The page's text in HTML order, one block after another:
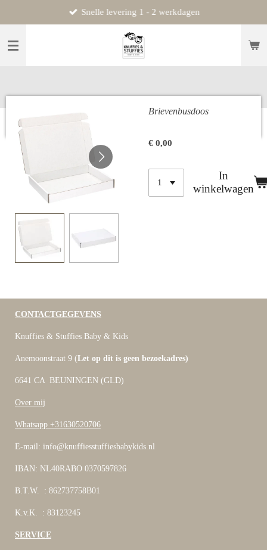
direct
naar
Snelle levering 1 - 2 werkdagen
Brievenbusdoos
€ 0,00
In
winkelwagen
CONTACTGEGEVENS
Knuffies & Stuffies Baby & Kids
Anemoonstraat 9 (Let op dit is geen bezoekadres)
6641 CA BEUNINGEN (GLD)
Over mij
Whatsapp +31630520706
E-mail: info@knuffiesstuffiesbabykids.nl
IBAN: NL40RABO 0370597826
B.T.W. : 862737758B01
K.v.K. : 83123245
SERVICE